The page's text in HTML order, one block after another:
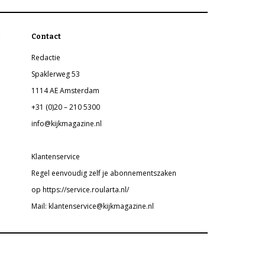
Contact
Redactie
Spaklerweg 53
1114 AE Amsterdam
+31 (0)20 – 210 5300
info@kijkmagazine.nl
Klantenservice
Regel eenvoudig zelf je abonnementszaken
op https://service.roularta.nl/
Mail: klantenservice@kijkmagazine.nl